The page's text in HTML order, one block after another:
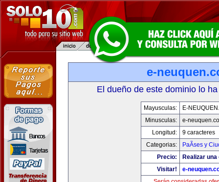
e-
El dueño de este dominio lo
Mayusculas:
E-
Minusculas:
e-
Longitud:
9 caracteres
Categorias:
PaÃ­ses y
Precio:
Realizar
Visitar!
e-